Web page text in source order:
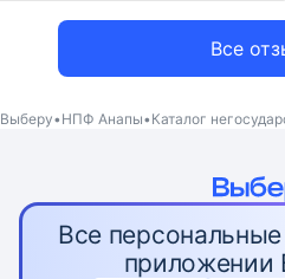
Все
Выберу НПФ Анапы Каталог
Все
приложении